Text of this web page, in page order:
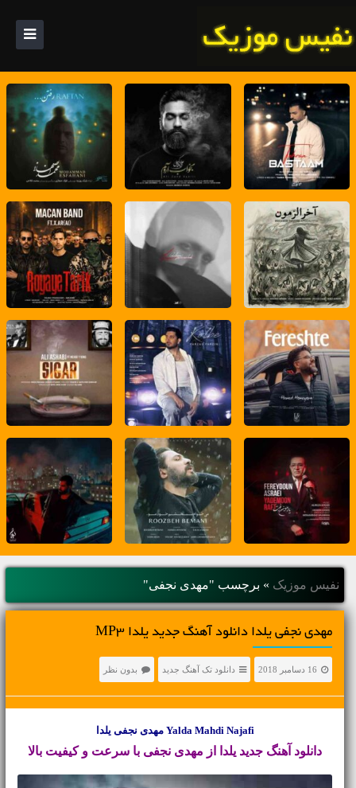
نفیس موزیک » برچسب "مهدی نجفی"
مهدی نجفی یلدا دانلود آهنگ جدید یلدا MP3
16 دسامبر 2018 دانلود تک آهنگ جدید بدون نظر
Yalda Mahdi Najafi مهدی نجفی یلدا
دانلود آهنگ جدید یلدا از مهدی نجفی با سرعت و کیفیت بالا